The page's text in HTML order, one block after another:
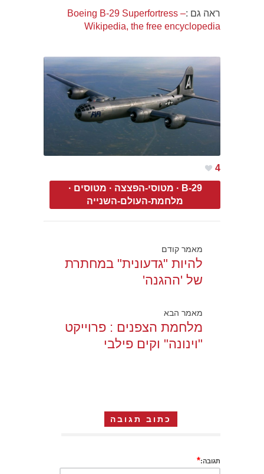
ראה גם :Boeing B-29 Superfortress –
Wikipedia, the free encyclopedia
4
B-29
· מטוסי-הפצצה · מטוסים ·
מלחמת-העולם-השנייה
מאמר קודם
להיות "גדעונית" במחתרת
של 'ההגנה'
מאמר הבא
מלחמת הצפנים : פרוייקט
"וינונה" וקים פילבי
כתוב תגובה
תגובה:*